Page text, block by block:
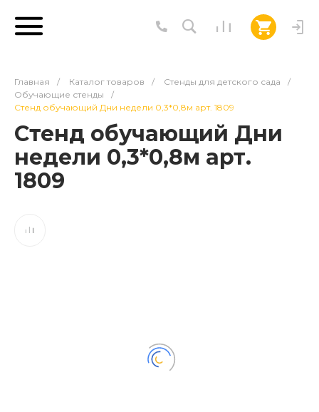
Главная / Каталог товаров / Стенды для детского сада
/
Обучающие стенды
/
Стенд обучающий Дни недели 0,3*0,8м арт. 1809
Стенд обучающий Дни
недели 0,3*0,8м арт.
1809